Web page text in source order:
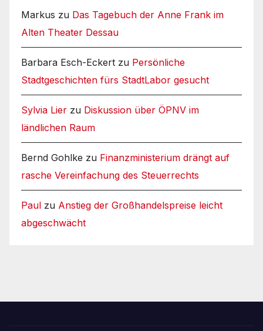
Markus zu Das Tagebuch der Anne Frank im
Alten Theater Dessau
Barbara Esch-Eckert zu Persönliche
Stadtgeschichten fürs StadtLabor gesucht
Sylvia Lier zu Diskussion über ÖPNV im
ländlichen Raum
Bernd Gohlke zu Finanzministerium drängt auf
rasche Vereinfachung des Steuerrechts
Paul zu Anstieg der Großhandelspreise leicht
abgeschwächt